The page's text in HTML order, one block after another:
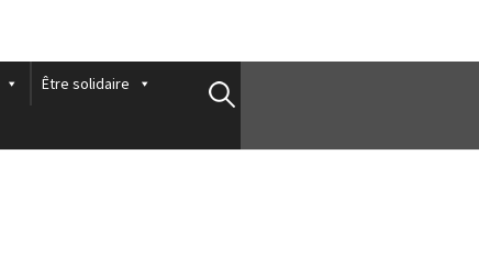
Être solidaire Rechercher :